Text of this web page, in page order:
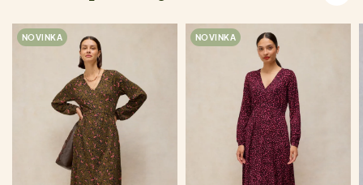
NOVINKA NOVINKA